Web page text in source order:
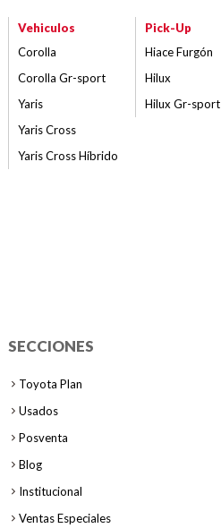
Vehiculos
Corolla
Corolla Gr-sport
Yaris
Yaris Cross
Yaris Cross Híbrido
Pick-Up
Hiace Furgón
Hilux
Hilux Gr-sport
SECCIONES
Toyota Plan
Usados
Posventa
Blog
Institucional
Ventas Especiales